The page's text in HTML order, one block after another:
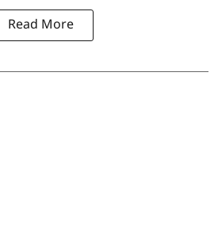
Read More